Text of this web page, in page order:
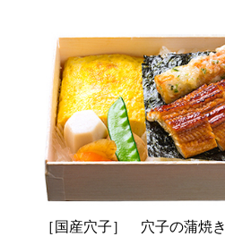
［国産穴子］ 穴子の蒲焼き